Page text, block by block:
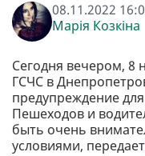
08.11.2022
Марія Козкіна
Сегодня вечером, 8
ГСЧС в
предупреждение
Пешеходов и
быть очень
условиями, передает